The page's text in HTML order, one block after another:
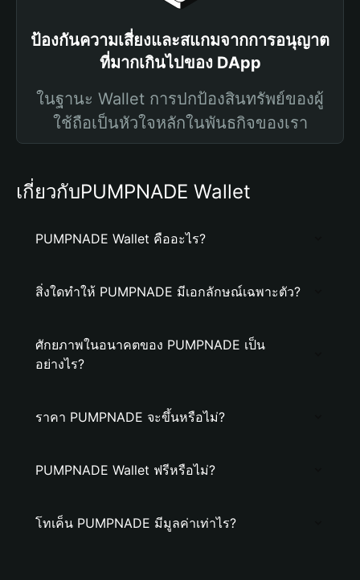
ป้องกันความเสี่ยงและสแกมจากการอนุญาต
ที่มากเกินไปของ DApp
ในฐานะ Wallet การปกป้องสินทรัพย์ของผู้
ใช้ถือเป็นหัวใจหลักในพันธกิจของเรา
เกี่ยวกับPUMPNADE Wallet
PUMPNADE Wallet คืออะไร?
สิ่งใดทำให้ PUMPNADE มีเอกลักษณ์เฉพาะตัว?
ศักยภาพในอนาคตของ PUMPNADE เป็น
อย่างไร?
ราคา PUMPNADE จะขึ้นหรือไม่?
PUMPNADE Wallet ฟรีหรือไม่?
โทเค็น PUMPNADE มีมูลค่าเท่าไร?